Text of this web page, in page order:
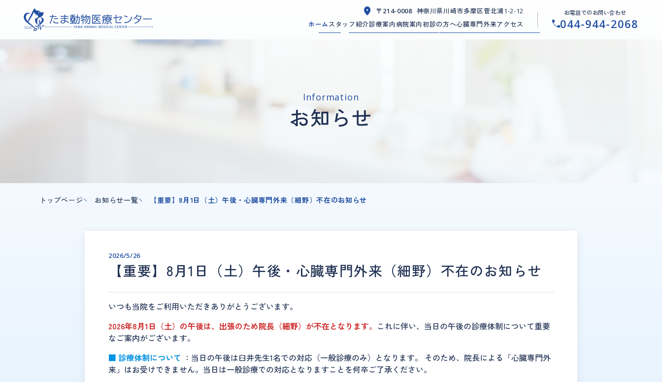
ホームスタッフ紹介診療案内病院案内初診の方へ心臓専門外来アクセス
〒214-0008 神奈川県川崎市多摩区菅北浦1-2-12 お電話でのお問い合わせ
044-944-2068
Information
お知らせ
トップページ お知らせ一覧 【重要】8月1日（土）午後・心臓専門外来（細野）不在のお知らせ
2026/5/26
【重要】8月1日（土）午後・心臓専門外来（細野）不在のお知らせ
いつも当院をご利用いただきありがとうございます。
2026年8月1日（土）の午後は、出張のため院長（細野）が不在となります。 これに伴い、当日の午後の診療体制について重要
なご案内がございます。
■ 診療体制について ：当日の午後は臼井先生1名での対応（一般診療のみ）となります。 そのため、院長による「心臓専門外
来」はお受けできません。当日は一般診療での対応となりますことを何卒ご了承ください。